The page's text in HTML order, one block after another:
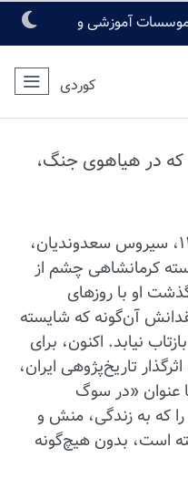
آموزشی و
زیارت اربعین
کوردی
در هیاهوی جنگ،
جام کوردی- سیزدهم اسفند ۱۴۰۴، سیروس سعدوندیان،
کرمانشاهی چشم از
او با روزهای
آن‌گونه که شایسته
نیابد. اکنون، برای
تاریخ‌پژوهی ایران،
عنوان «در سوگ
که به زندگی، منش و
است، بدون هیچ‌گونه